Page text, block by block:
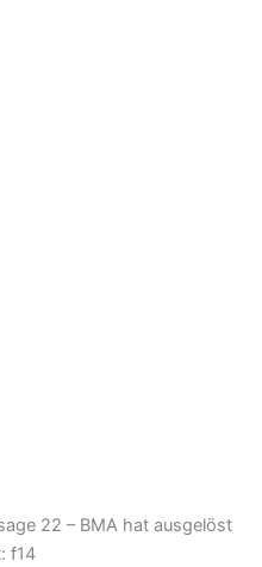
22 – BMA hat ausgelöst
f14